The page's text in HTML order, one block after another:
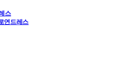
스
연드레스